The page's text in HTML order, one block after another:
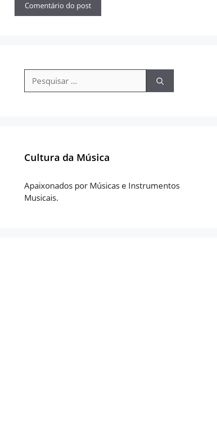
Pesquisar
por:
Cultura da Música
Apaixonados por Músicas e Instrumentos
Musicais.